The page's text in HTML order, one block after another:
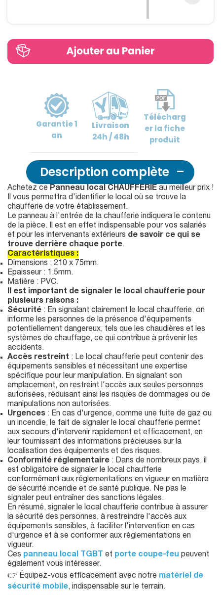
Garantie1
an
Livraison
24h / 48h
Télécharg
erla fiche
produit
Description complète
Achetez ce Panneau local CHAUFFERIE au meilleur prix !
Il vous permettra d'identifier le local où se trouve la
chaufferie de votre établissement.
Le panneau à l'entrée de la chaufferie indiquera le contenu
de la pièce. Il est en effet indispensable pour vos salariés
et pour les intervenants extérieurs de savoir ce qui se
trouve derrière chaque porte.
Caractéristiques :
Dimensions : 210 x 75mm.
Epaisseur : 1.5mm.
Matière : PVC.
Il est important de signaler le local chaufferie pour
plusieurs raisons :
Sécurité : En signalant clairement le local chaufferie, on
informe les personnes de la présence d'équipements
potentiellement dangereux, tels que les chaudières et les
systèmes de chauffage, ce qui contribue à prévenir les
accidents.
Accès restreint : Le local chaufferie peut contenir des
équipements sensibles et nécessitant une expertise
spécifique pour leur manipulation. En signalant son
emplacement, on restreint l'accès aux seules personnes
autorisées, réduisant ainsi les risques de dommages ou de
manipulations non autorisées.
Urgences : En cas d'urgence, comme une fuite de gaz ou
un incendie, le fait de signaler le local chaufferie permet
aux secours d'intervenir rapidement et efficacement, en
leur fournissant des informations précieuses sur la
localisation des équipements et des risques.
Conformité réglementaire : Dans de nombreux pays, il
est obligatoire de signaler le local chaufferie
conformément aux réglementations en vigueur en matière
de sécurité incendie et de santé publique. Ne pas le
signaler peut entraîner des sanctions légales.
En résumé, signaler le local chaufferie contribue à assurer
la sécurité des personnes, à restreindre l'accès aux
équipements sensibles, à faciliter l'intervention en cas
d'urgence et à se conformer aux réglementations en
vigueur.
Ces panneau local TGBT et porte coupe-feu peuvent
également vous intéresser.
👉 Équipez-vous efficacement avec notre matériel de
sécurité mobile, indispensable sur le terrain.